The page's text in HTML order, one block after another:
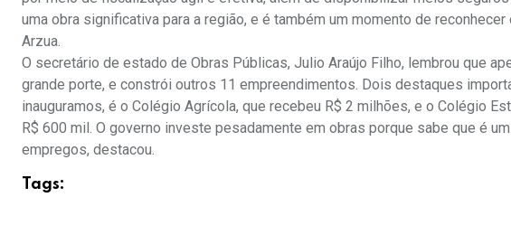
uma obra significativa para a região, e é também um momento de
Arzua.
O secretário de estado de Obras Públicas, Julio Araújo Filho, lembrou que
grande porte, e constrói outros 11 empreendimentos. Dois destaques
inauguramos, é o Colégio Agrícola, que recebeu R$ 2 milhões, e o Colégio
R$ 600 mil. O governo investe pesadamente em obras porque sabe que é
empregos, destacou.
Tags: